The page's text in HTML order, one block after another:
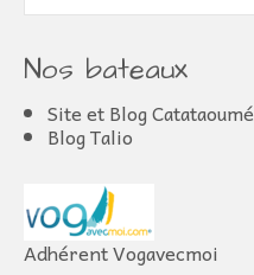
Nos bateaux
Site et Blog Catataoumé
Blog Talio
Adhérent Vogavecmoi